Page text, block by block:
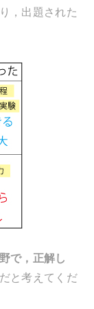
，出題された
で，正解し
と考えてくだ